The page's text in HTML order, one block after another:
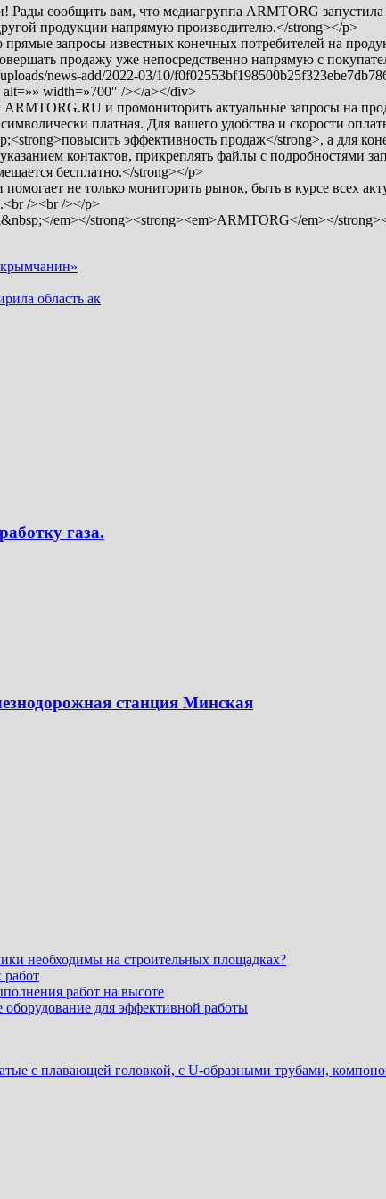
Рады сообщить вам, что медиагруппа ARMTORG
продукции напрямую производителю.</strong></p>
запросы известных конечных потребителей на
продажу уже непосредственно напрямую с
news-add/2022-03/10/
width=»700″ /></a></div>
ARMTORG.RU и промониторить актуальные запросы на
платная. Для вашего удобства и скорости
эффективность продаж</strong>, а для
контактов, прикреплять файлы с подробностями
бесплатно.</strong></p>
не только мониторить рынок, быть в курсе всех
/><br /></p>
em></strong><strong><em>ARMTORG</em></
область ак
газа.
станция Минская
необходимы на строительных площадках?
работ на высоте
для эффективной работы
c плавающей головкой, с U-образными трубами,